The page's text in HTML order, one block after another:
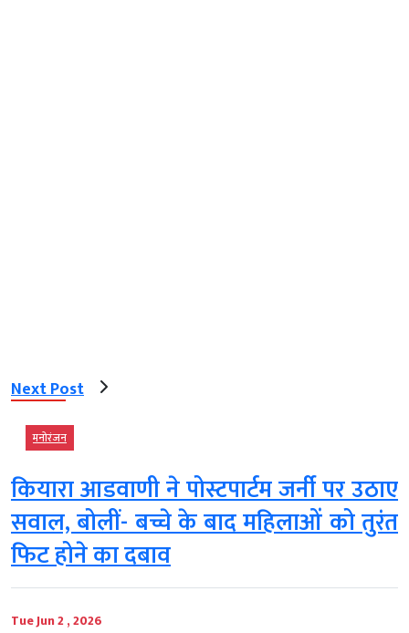
Next Post
मनोरंजन
कियारा आडवाणी ने पोस्टपार्टम जर्नी पर उठाए
सवाल, बोलीं- बच्चे के बाद महिलाओं को तुरंत
फिट होने का दबाव
Tue Jun 2 , 2026